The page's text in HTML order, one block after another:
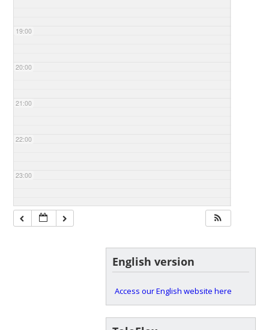
19:00
20:00
21:00
22:00
23:00
English version
Access our English website here